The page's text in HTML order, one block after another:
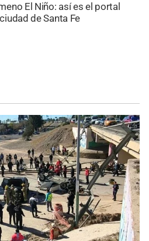
El Niño: así es el portal
de Santa Fe